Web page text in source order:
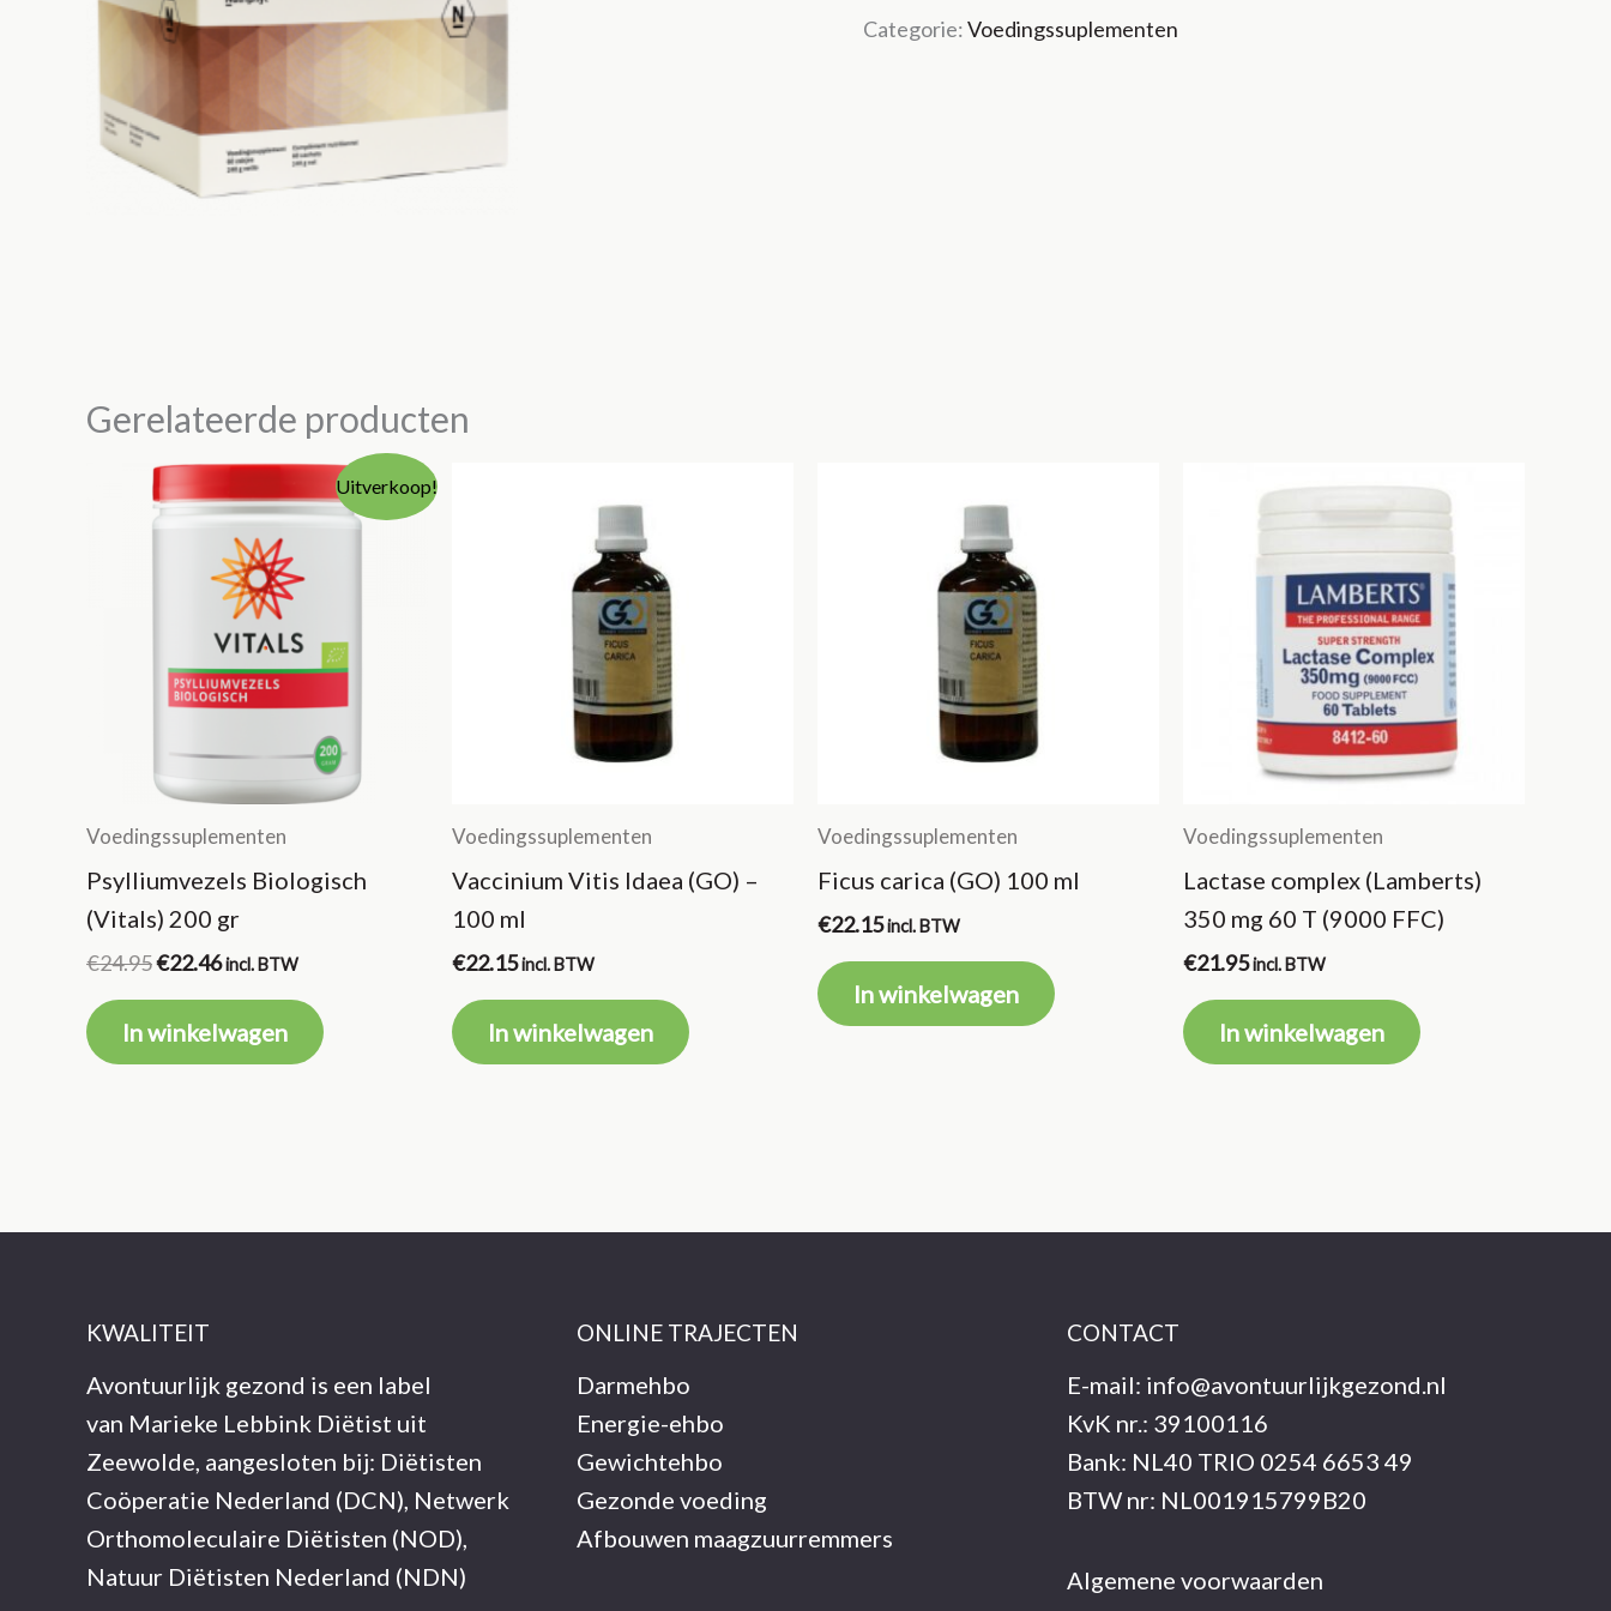
Categorie:Voedingssuplementen
Gerelateerde producten
Uitverkoop!
Voedingssuplementen
Psylliumvezels Biologisch
(Vitals) 200 gr
€24.95Oorspronkelijke
€24.95.
€22.46Huidige
€22.46.
incl. BTW
In winkelwagen
Voedingssuplementen
Vaccinium Vitis Idaea (GO) –
100 ml
€22.15incl. BTW
In winkelwagen
Voedingssuplementen
Ficus carica (GO) 100 ml
€22.15incl. BTW
In winkelwagen
Voedingssuplementen
Lactase complex (Lamberts)
350 mg 60 T (9000 FFC)
€21.95incl. BTW
In winkelwagen
KWALITEIT
Avontuurlijk gezond is een label
van Marieke Lebbink Diëtist uit
Zeewolde, aangesloten bij: Diëtisten
Coöperatie Nederland (DCN), Netwerk
Orthomoleculaire Diëtisten (NOD),
Natuur Diëtisten Nederland (NDN)
ONLINE TRAJECTEN
Darmehbo
Energie-ehbo
Gewichtehbo
Gezonde voeding
Afbouwen maagzuurremmers
CONTACT
E-mail: info@avontuurlijkgezond.nl
KvK nr.: 39100116
Bank: NL40 TRIO 0254 6653 49
BTW nr: NL001915799B20
Algemene voorwaarden